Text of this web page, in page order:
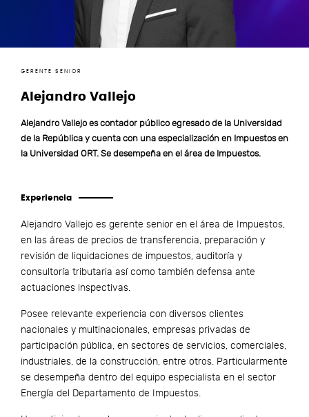
GERENTE SENIOR
Alejandro Vallejo
Alejandro Vallejo es contador público egresado de la Universidad
de la República y cuenta con una especialización en Impuestos en
la Universidad ORT. Se desempeña en el área de Impuestos.
Experiencia
Alejandro Vallejo es gerente senior en el área de Impuestos,
en las áreas de precios de transferencia, preparación y
revisión de liquidaciones de impuestos, auditoría y
consultoría tributaria así como también defensa ante
actuaciones inspectivas.
Posee relevante experiencia con diversos clientes
nacionales y multinacionales, empresas privadas de
participación pública, en sectores de servicios, comerciales,
industriales, de la construcción, entre otros. Particularmente
se desempeña dentro del equipo especialista en el sector
Energía del Departamento de Impuestos.